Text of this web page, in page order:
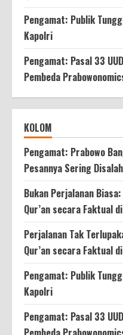
Pengamat: Publik
Kapolri
Pengamat: Pasal 33
Pembeda
KOLOM
Pengamat: Prabowo
Pesannya Sering
Bukan Perjalanan
Qur’an secara Faktual
Perjalanan Tak
Qur’an secara Faktual
Pengamat: Publik
Kapolri
Pengamat: Pasal 33